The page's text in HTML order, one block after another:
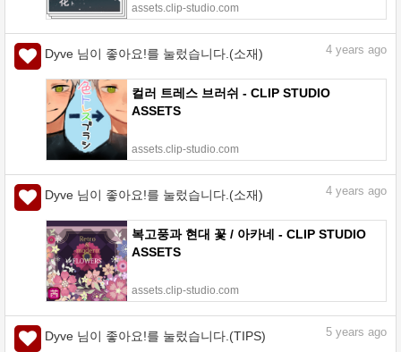
assets.clip-studio.com
Dyve 님이 좋아요!를 눌렀습니다.(소재) 4 years ago
컬러 트레스 브러쉬 - CLIP STUDIO
ASSETS
assets.clip-studio.com
Dyve 님이 좋아요!를 눌렀습니다.(소재) 4 years ago
복고풍과 현대 꽃 / 아카네 - CLIP STUDIO
ASSETS
assets.clip-studio.com
Dyve 님이 좋아요!를 눌렀습니다.(TIPS) 5 years ago